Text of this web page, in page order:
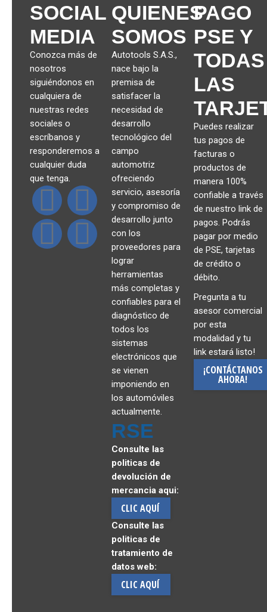
SOCIAL
MEDIA
Conozca más de
nosotros
siguiéndonos en
cualquiera de
nuestras redes
sociales o
escríbanos y
responderemos a
cualquier duda
que tenga.
QUIENES
SOMOS
Autotools S.A.S.,
nace bajo la
premisa de
satisfacer la
necesidad de
desarrollo
tecnológico del
campo
automotriz
ofreciendo
servicio, asesoría
y compromiso de
desarrollo junto
con los
proveedores para
lograr
herramientas
más completas y
confiables para el
diagnóstico de
todos los
sistemas
electrónicos que
se vienen
imponiendo en
los automóviles
actualmente.
RSE
Consulte las
politicas de
devolución de
mercancia aqui:
CLIC AQUÍ
Consulte las
politicas de
tratamiento de
datos web:
CLIC AQUÍ
PAGO
PSE Y
TODAS
LAS
Puedes realizar
tus pagos de
facturas o
productos de
manera 100%
confiable a través
de nuestro link de
pagos. Podrás
pagar por medio
de PSE, tarjetas
de crédito o
débito.
Pregunta a tu
asesor comercial
por esta
modalidad y tu
link estará listo!
¡CONTÁCTANOS
AHORA!